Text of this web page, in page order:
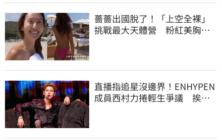
薔薔出國脫了！「上空全裸」
挑戰最大天體營 粉紅美胸被
直播指追星沒邊界！ENHYPEN
成員西村力捲輕生爭議 挨